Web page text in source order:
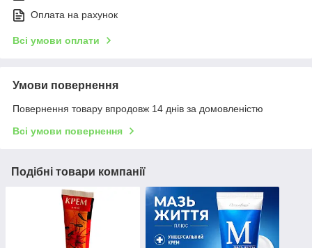
Оплата на рахунок
Всі умови оплати
Умови повернення
Повернення товару впродовж 14 днів за домовленістю
Всі умови повернення
Подібні товари компанії